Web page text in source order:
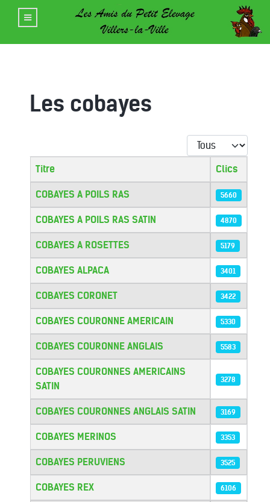
Les cobayes
Afficher #
Articles
Titre Clics
COBAYES A POILS RAS 5660
COBAYES A POILS RAS SATIN 4870
COBAYES A ROSETTES 5179
COBAYES ALPACA 3401
COBAYES CORONET 3422
COBAYES COURONNE AMERICAIN 5330
COBAYES COURONNE ANGLAIS 5583
COBAYES COURONNES AMERICAINS
SATIN
3278
COBAYES COURONNES ANGLAIS SATIN 3169
COBAYES MERINOS 3353
COBAYES PERUVIENS 3525
COBAYES REX 6106